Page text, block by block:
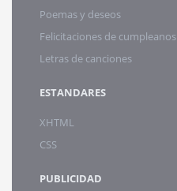
Poemas y deseos
Felicitaciones de cumpleanos
Letras de canciones
ESTANDARES
XHTML
CSS
PUBLICIDAD